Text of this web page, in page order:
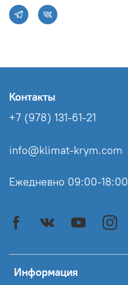
Информация
Контакты
+7 (978) 131-61-21
info@klimat-krym.com
Ежедневно 09:00-18:00